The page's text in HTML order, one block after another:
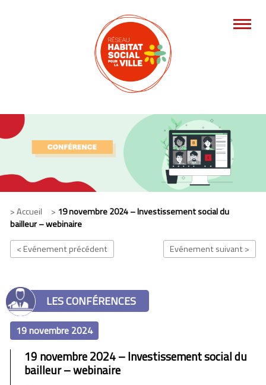
> Accueil > 19 novembre 2024 – Investissement social du
bailleur – webinaire
< Evénement précédent
Evénement suivant >
LES CONFÉRENCES
19 novembre 2024
19 novembre 2024 – Investissement social du
bailleur – webinaire